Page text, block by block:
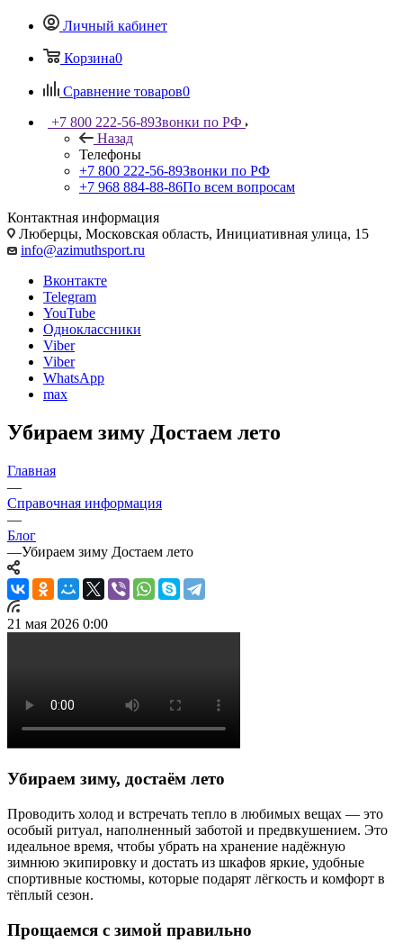
Личный кабинет
Корзина0
Сравнение товаров0
+7 800 222-56-89Звонки по РФ
Назад
Телефоны
+7 800 222-56-89Звонки по РФ
+7 968 884-88-86По всем вопросам
Контактная информация
Люберцы, Московская область, Инициативная улица, 15
info@azimuthsport.ru
Вконтакте
Telegram
YouTube
Одноклассники
Viber
Viber
WhatsApp
max
Убираем зиму Достаем лето
Главная
—
Справочная информация
—
Блог
—Убираем зиму Достаем лето
21 мая 2026 0:00
Убираем зиму, достаём лето
Проводить холод и встречать тепло в любимых вещах — это
особый ритуал, наполненный заботой и предвкушением. Это
идеальное время, чтобы убрать на хранение надёжную
зимнюю экипировку и достать из шкафов яркие, удобные
спортивные костюмы, которые подарят лёгкость и комфорт в
тёплый сезон.
Прощаемся с зимой правильно